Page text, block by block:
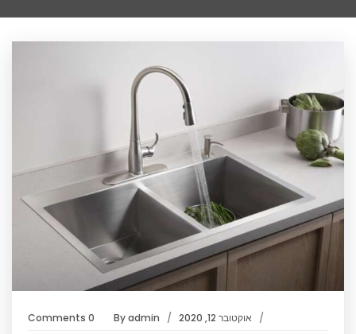
אוקטובר 12, 2020 Byadmin
0 Comments